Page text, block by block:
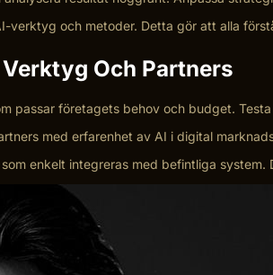
verktyg och metoder. Detta gör att alla
Och Partners
passar företagets behov och budget.
med erfarenhet av AI i digital
enkelt integreras med befintliga